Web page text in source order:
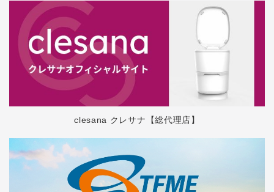
clesana クレサナ【総代理店】